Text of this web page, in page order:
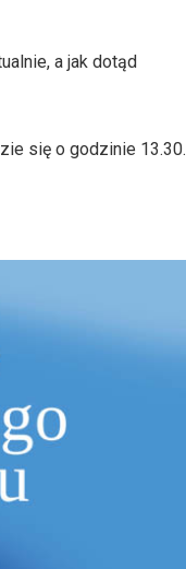
a jak dotąd
się o godzinie 13.30.